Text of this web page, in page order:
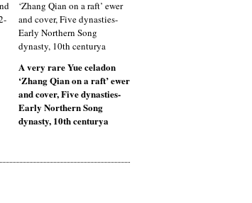
A very rare Yue celadon
‘Zhang Qian on a raft’ ewer
and cover, Five dynasties-
Early Northern Song
dynasty, 10th centurya